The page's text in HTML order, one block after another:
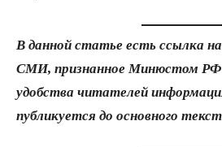
В данной статье есть ссылка
СМИ, признанное Минюстом РФ
удобства читателей
публикуется до основного